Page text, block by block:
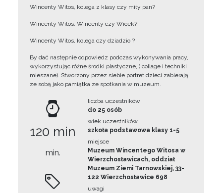
Wincenty Witos, kolega z klasy czy miły pan?
Wincenty Witos, Wincenty czy Wicek?
Wincenty Witos, kolega czy dziadzio ?
By dać następnie odpowiedz podczas wykonywania pracy,
wykorzystując różne środki plastyczne, ( collage i techniki
mieszane). Stworzony przez siebie portret dzieci zabierają
ze sobą jako pamiątka ze spotkania w muzeum.
120 min
min.
liczba uczestników
do 25 osób
wiek uczestników
szkoła podstawowa klasy 1-5
miejsce
Muzeum Wincentego Witosa w
Wierzchosławicach, oddział
Muzeum Ziemi Tarnowskiej, 33-
122 Wierzchosławice 698
uwagi